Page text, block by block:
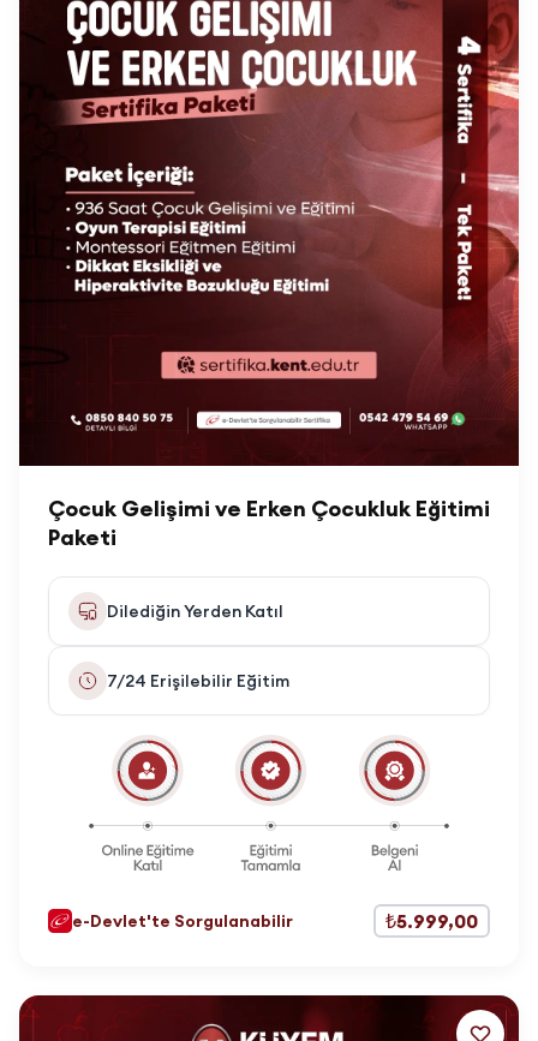
Çocuk Gelişimi ve Erken Çocukluk Eğitimi
Paketi
Dilediğin Yerden Katıl
7/24 Erişilebilir Eğitim
e-Devlet'te Sorgulanabilir ₺5.999,00